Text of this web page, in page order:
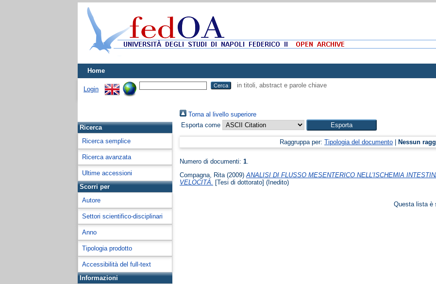
Home
Login
in titoli, abstract e parole chiave
Ricerca
Ricerca semplice
Ricerca avanzata
Ultime accessioni
Scorri per
Autore
Settori scientifico-disciplinari
Anno
Tipologia prodotto
Accessibilità del full-text
Informazioni
Torna al livello superiore
Esporta come
Raggruppa per:Tipologia del documento Nessun
Numero di documenti:1.
Compagna, Rita (2009)ANALISI DI FLUSSO MESENTERICO NELL’ISCHEMIA
VELOCITÀ.
[Tesi di dottorato] (Inedito)
Questa lista è